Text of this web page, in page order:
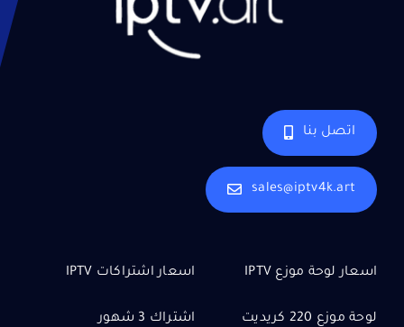
اتصل بنا
sales@iptv4k.art
اسعار لوحة موزع IPTV
لوحة موزع 220 كريديت
اسعار اشتراكات IPTV
اشتراك 3 شهور